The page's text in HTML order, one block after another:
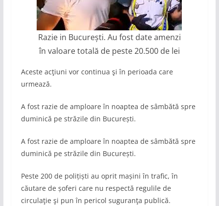
Razie in București. Au fost date amenzi
în valoare totală de peste 20.500 de lei
Aceste acţiuni vor continua şi în perioada care
urmează.
A fost razie de amploare în noaptea de sâmbătă spre
duminică pe străzile din București.
A fost razie de amploare în noaptea de sâmbătă spre
duminică pe străzile din București.
Peste 200 de polițiști au oprit mașini în trafic, în
căutare de șoferi care nu respectă regulile de
circulaţie şi pun în pericol suguranţa publică.